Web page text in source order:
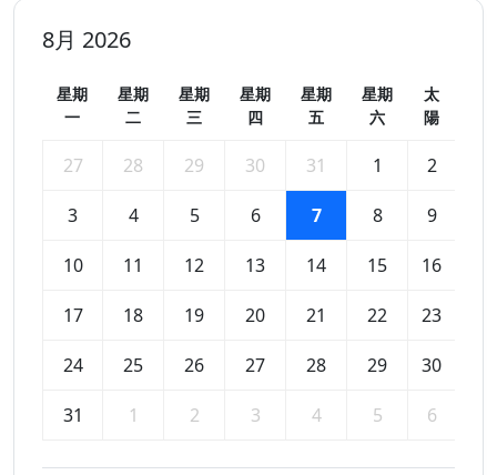
8月 2026
星期
一
星期
二
星期
三
星期
四
星期
五
星期
六
太
陽
27 28 29 30 31 1 2
3 4 5 6 7 8 9
10 11 12 13 14 15 16
17 18 19 20 21 22 23
24 25 26 27 28 29 30
31 1 2 3 4 5 6